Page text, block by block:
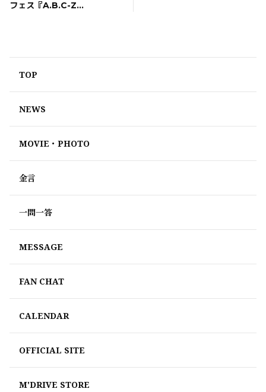
フェス『A.B.C-Z
TOP
NEWS
MOVIE・PHOTO
金言
一問一答
MESSAGE
FAN CHAT
CALENDAR
OFFICIAL SITE
M'DRIVE STORE